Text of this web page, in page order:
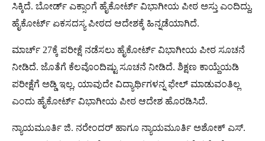
ಸಿಕ್ಕಿದೆ. ಬೋರ್ಡ್‌ ಎಕ್ಸಾಂಗೆ ಹೈಕೋರ್ಟ್‌ ವಿಭಾಗೀಯ ಪೀಠ ಅಸ್ತು ಎಂದಿದ್ದು,
ಹೈಕೋರ್ಟ್‌ ಏಕಸದಸ್ಯ ಪೀಠದ ಆದೇಶಕ್ಕೆ ಹಿನ್ನಡೆಯಾಗಿದೆ.
ಮಾರ್ಚ್‌ 27ಕ್ಕೆ ಪರೀಕ್ಷೆ ನಡೆಸಲು ಹೈಕೋರ್ಟ್‌ ವಿಭಾಗೀಯ ಪೀಠ ಸೂಚನೆ
ನೀಡಿದೆ. ಜೊತೆಗೆ ಕೆಲವೊಂದಿಷ್ಟು ಸೂಚನೆ ನೀಡಿದೆ. ಶಿಕ್ಷಣ ಕಾಯ್ದೆಯಡಿ
ಪರೀಕ್ಷೆಗೆ ಅಡ್ಡಿ ಇಲ್ಲ, ಯಾವುದೇ ವಿದ್ಯಾರ್ಥಿಗಳನ್ನ ಫೇಲ್‌ ಮಾಡುವಂತಿಲ್ಲ
ಎಂದು ಹೈಕೋರ್ಟ್‌ ವಿಭಾಗೀಯ ಪೀಠ ಆದೇಶ ಹೊರಡಿಸಿದೆ.
ನ್ಯಾಯಮೂರ್ತಿ ಜಿ. ನರೇಂದರ್ ಹಾಗೂ ನ್ಯಾಯಮೂರ್ತಿ ಅಶೋಕ್ ಎಸ್.